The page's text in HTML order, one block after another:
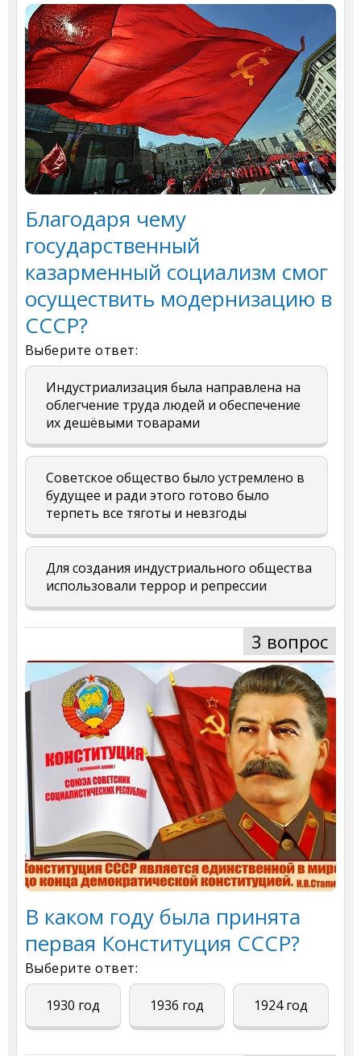
Благодаря чему
государственный
казарменный социализм смог
осуществить модернизацию в
СССР?
Выберите ответ:
Индустриализация была направлена на
облегчение труда людей и обеспечение
их дешёвыми товарами
Советское общество было устремлено в
будущее и ради этого готово было
терпеть все тяготы и невзгоды
Для создания индустриального общества
использовали террор и репрессии
3 вопрос
В каком году была принята
первая Конституция СССР?
Выберите ответ:
1930 год 1936 год 1924 год